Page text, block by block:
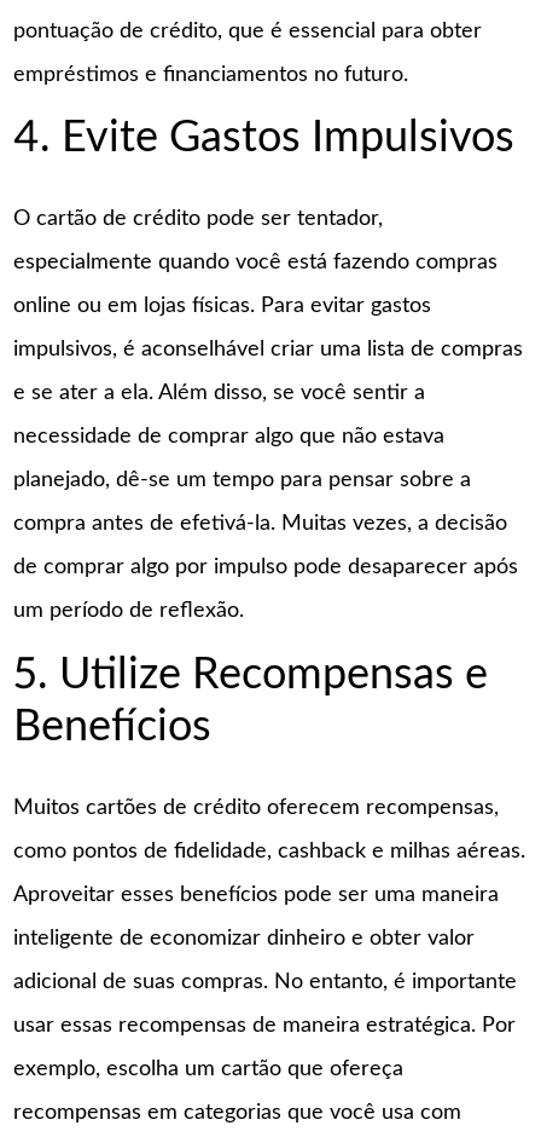
pontuação de crédito, que é essencial para obter
empréstimos e financiamentos no futuro.
4. Evite Gastos Impulsivos
O cartão de crédito pode ser tentador,
especialmente quando você está fazendo compras
online ou em lojas físicas. Para evitar gastos
impulsivos, é aconselhável criar uma lista de compras
e se ater a ela. Além disso, se você sentir a
necessidade de comprar algo que não estava
planejado, dê-se um tempo para pensar sobre a
compra antes de efetivá-la. Muitas vezes, a decisão
de comprar algo por impulso pode desaparecer após
um período de reflexão.
5. Utilize Recompensas e
Benefícios
Muitos cartões de crédito oferecem recompensas,
como pontos de fidelidade, cashback e milhas aéreas.
Aproveitar esses benefícios pode ser uma maneira
inteligente de economizar dinheiro e obter valor
adicional de suas compras. No entanto, é importante
usar essas recompensas de maneira estratégica. Por
exemplo, escolha um cartão que ofereça
recompensas em categorias que você usa com